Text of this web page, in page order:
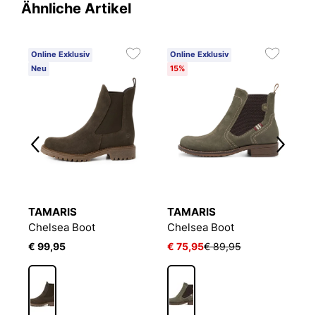
Ähnliche Artikel
Online Exklusiv
Neu
TAMARIS
Chelsea Boot
€ 99,95
Online Exklusiv
15%
TAMARIS
Chelsea Boot
€ 75,95€ 89,95